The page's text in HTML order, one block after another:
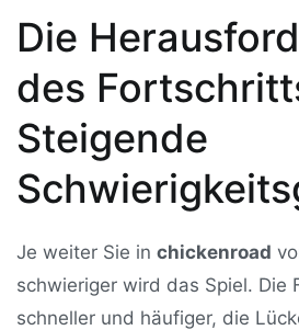
Die
des
Steigende
Je weiter Sie in chickenroad
schwieriger wird das Spiel. Die
schneller und häufiger, die